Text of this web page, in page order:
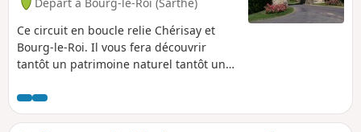
Ce circuit en boucle relie Chérisay et
Bourg-le-Roi. Il vous fera découvrir
tantôt un patrimoine naturel tantôt un